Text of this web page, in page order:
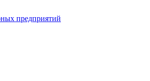
предприятий